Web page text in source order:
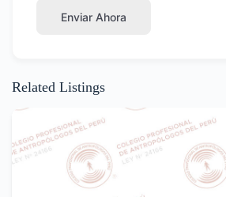
Enviar Ahora
Related Listings